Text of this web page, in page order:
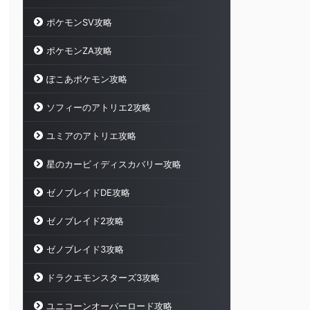
ポケモンSV攻略
ポケモンZA攻略
ぽこあポケモン攻略
ソフィーのアトリエ2攻略
ユミアのアトリエ攻略
星のカービィディスカバリー攻略
ゼノブレイドDE攻略
ゼノブレイド2攻略
ゼノブレイド3攻略
ドラクエモンスターズ3攻略
ユニコーンオーバーロード攻略